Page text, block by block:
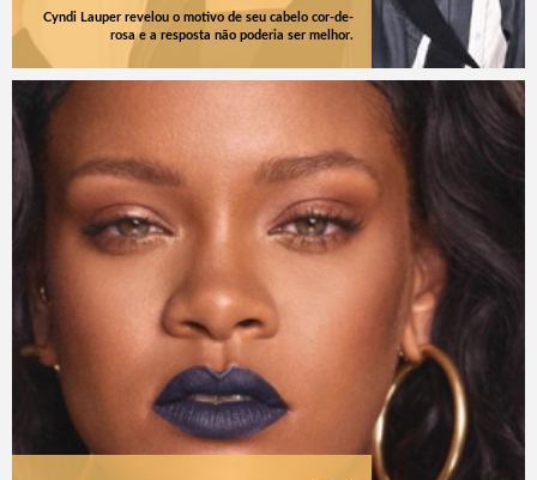
Cyndi Lauper revelou o motivo de seu cabelo cor-de-
rosa e a resposta não poderia ser melhor.